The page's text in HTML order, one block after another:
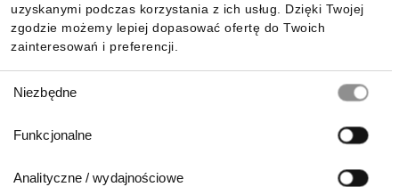
uzyskanymi podczas korzystania z ich usług. Dzięki Twojej
zgodzie możemy lepiej dopasować ofertę do Twoich
zainteresowań i preferencji.
zgody
Niezbędne
Funkcjonalne
Analityczne / wydajnościowe